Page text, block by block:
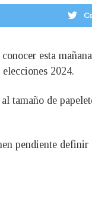
esta
2024.
tamaño de
pendiente